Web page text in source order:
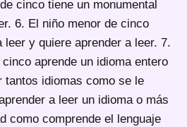
cinco tiene un monumental
6. El niño menor de cinco
leer y quiere aprender a leer. 7.
aprende un idioma entero
tantos idiomas como se le
a leer un idioma o más
como comprende el lenguaje